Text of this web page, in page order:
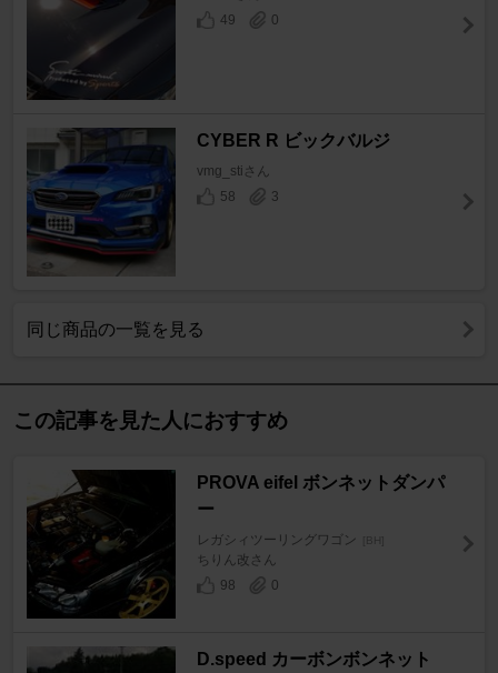
49
0
CYBER R ビックバルジ
vmg_stiさん
58
3
同じ商品の一覧を見る
この記事を見た人におすすめ
PROVA eifel ボンネットダンパ
ー
レガシィツーリングワゴン [BH]
ちりん改さん
98
0
D.speed カーボンボンネット